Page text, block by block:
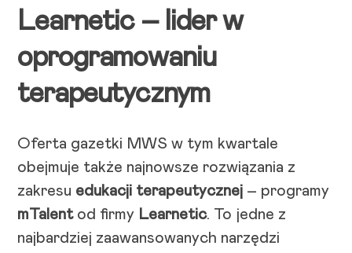
Learnetic – lider w
oprogramowaniu
terapeutycznym
Oferta gazetki MWS w tym kwartale
obejmuje także najnowsze rozwiązania z
zakresu edukacji terapeutycznej – programy
mTalentod firmy Learnetic. To jedne z
najbardziej zaawansowanych narzędzi